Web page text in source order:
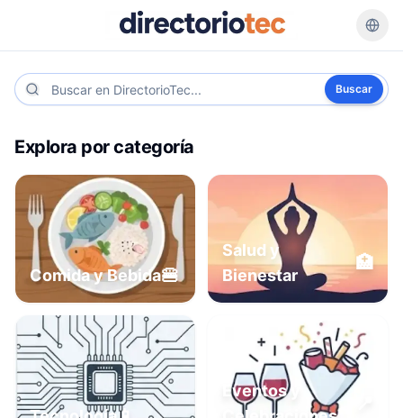
Buscar
Explora por categoría
Comida y Bebida🍔
Salud y
Bienestar
🏥
Eventos y